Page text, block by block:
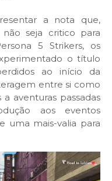
a nota que,
seja critico para
5 Strikers, os
o título
ao início da
entre si como
aventuras passadas
aos eventos
uma mais-valia para